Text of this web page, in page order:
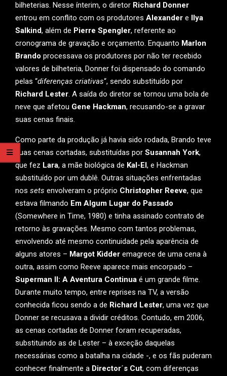
bilheterias. Nesse ínterim, o diretor Richard Donner
entrou em conflito com os produtores Alexander e Ilya
Salkind, além de Pierre Spengler, referente ao
cronograma de gravação e orçamento. Enquanto Marlon
Brando processava os produtores por não ter recebido
valores de bilheteria, Donner foi dispensado do comando
pelas “diferenças criativas“, sendo substituído por
Richard Lester. A saída do diretor se tornou uma bola de
neve que afetou Gene Hackman, recusando-se a gravar
suas cenas finais.
Como parte da produção já havia sido rodada, Brando teve
suas cenas cortadas, substituídas por Susannah York,
que fez Lara, a mãe biológica de Kal-El, e Hackman
substituído por um dublê. Outras situações enfrentadas
nos sets envolveram o próprio Christopher Reeve, que
estava filmando Em Algum Lugar do Passado
(Somewhere in Time, 1980) e tinha assinado contrato de
retorno às gravações. Mesmo com tantos problemas,
envolvendo até mesmo continuidade pela aparência de
alguns atores – Margot Kidder emagrece de uma cena à
outra, assim como Reeve aparece mais encorpado –
Superman II: A Aventura Continua é um grande filme.
Durante muito tempo, entre reprises na TV, a versão
conhecida ficou sendo a de Richard Lester, uma vez que
Donner se recusava a dividir créditos. Contudo, em 2006,
as cenas cortadas de Donner foram recuperadas,
substituindo as de Lester – à exceção daquelas
necessárias como a batalha na cidade -, e os fãs puderam
conhecer finalmente a Director´s Cut, com diferenças